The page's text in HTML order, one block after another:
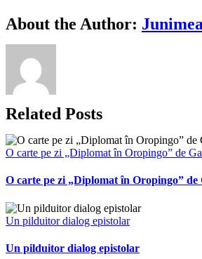
Facebook
X
Bluesky
Reddit
LinkedIn
WhatsApp
Telegram
Tumblr
Xing
Email
Copy
Link
About the Author: Junimea
Related Posts
O carte pe zi „Diplomat în Oropingo” de
O carte pe zi „Diplomat în Oropingo” de
Un pilduitor dialog epistolar
Un pilduitor dialog epistolar